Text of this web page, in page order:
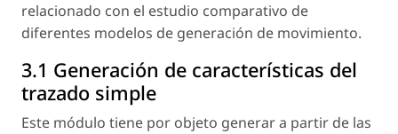
relacionado con el estudio comparativo de
diferentes modelos de generación de movimiento.
3.1 Generación de características del
trazado simple
Este módulo tiene por objeto generar a partir de las